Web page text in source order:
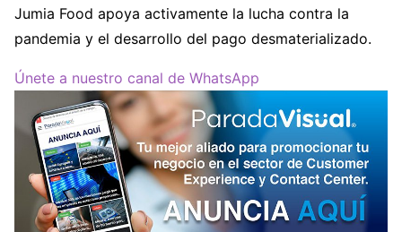
Jumia Food apoya activamente la lucha contra la
pandemia y el desarrollo del pago desmaterializado.
Únete a nuestro canal de WhatsApp